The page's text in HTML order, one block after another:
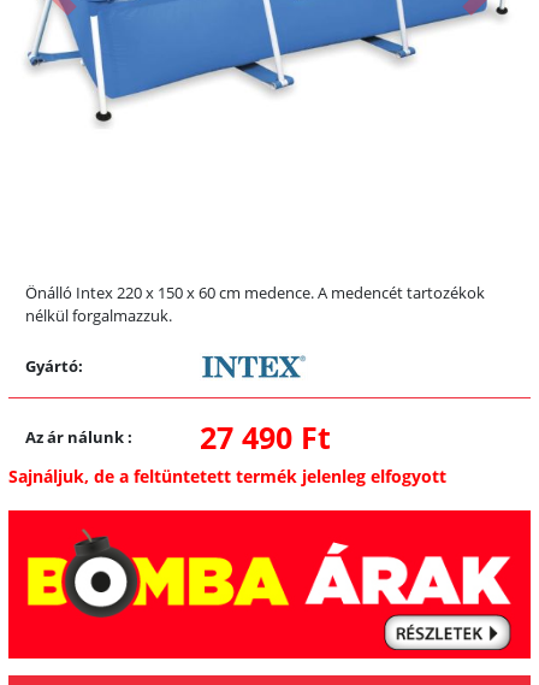
Önálló Intex 220 x 150 x 60 cm medence. A medencét tartozékok
nélkül forgalmazzuk.
Gyártó:
Az ár nálunk: 27 490 Ft
Sajnáljuk, de a feltüntetett termék jelenleg elfogyott